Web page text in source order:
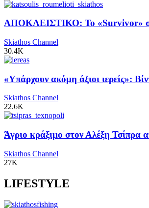
ΑΠΟΚΛΕΙΣΤΙΚΟ: Το «Survivor» σε
Skiathos Channel
30.4K
«Υπάρχουν ακόμη άξιοι ιερείς»:
Skiathos Channel
22.6K
Άγριο κράξιμο στον Αλέξη
Skiathos Channel
27K
LIFESTYLE